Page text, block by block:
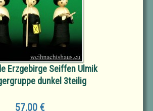
Erzgebirge Seiffen Ulmik
dunkel 3teilig
57,00 €